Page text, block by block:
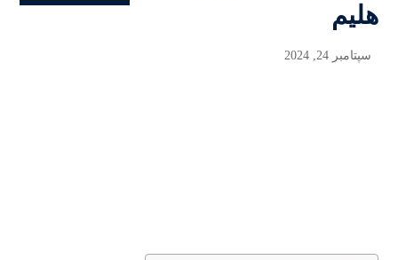
هلیم
سپتامبر 24, 2024